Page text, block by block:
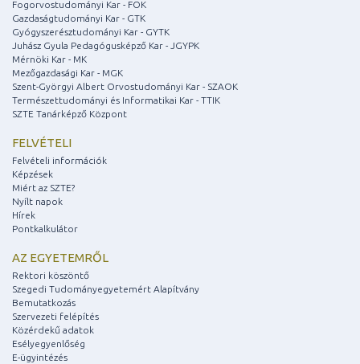
Fogorvostudományi Kar - FOK
Gazdaságtudományi Kar - GTK
Gyógyszerésztudományi Kar - GYTK
Juhász Gyula Pedagógusképző Kar - JGYPK
Mérnöki Kar - MK
Mezőgazdasági Kar - MGK
Szent-Györgyi Albert Orvostudományi Kar - SZAOK
Természettudományi és Informatikai Kar - TTIK
SZTE Tanárképző Központ
FELVÉTELI
Felvételi információk
Képzések
Miért az SZTE?
Nyílt napok
Hírek
Pontkalkulátor
AZ EGYETEMRŐL
Rektori köszöntő
Szegedi Tudományegyetemért Alapítvány
Bemutatkozás
Szervezeti felépítés
Közérdekű adatok
Esélyegyenlőség
E-ügyintézés